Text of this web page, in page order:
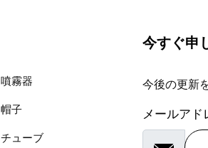
噴霧器
帽子
チューブ
今すぐ申
今後の更新
メールアド